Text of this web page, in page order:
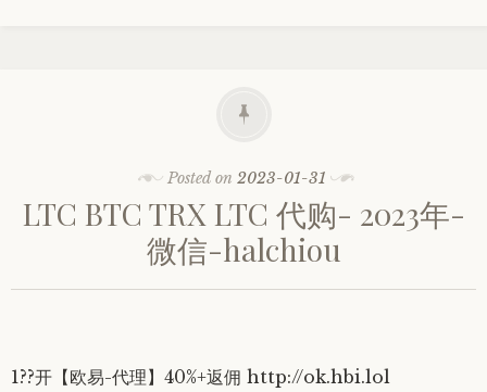
Posted on 2023-01-31
LTC BTC TRX LTC 代购- 2023年-
微信-halchiou
1??开【欧易-代理】40%+返佣 http://ok.hbi.lol